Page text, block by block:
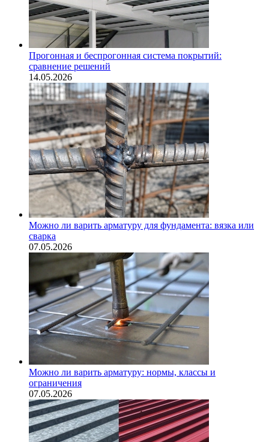
Прогонная и беспрогонная система покрытий:
сравнение решений
14.05.2026
Можно ли варить арматуру для фундамента: вязка или
сварка
07.05.2026
Можно ли варить арматуру: нормы, классы и
ограничения
07.05.2026